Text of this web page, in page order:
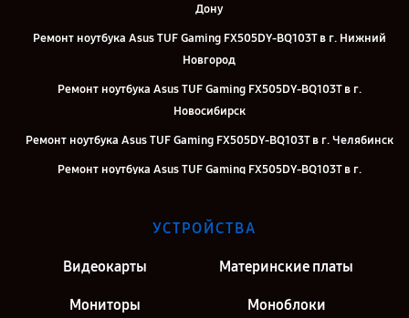
Дону
Ремонт ноутбука Asus TUF Gaming FX505DY-BQ103T в г. Нижний
Новгород
Ремонт ноутбука Asus TUF Gaming FX505DY-BQ103T в г.
Новосибирск
Ремонт ноутбука Asus TUF Gaming FX505DY-BQ103T в г. Челябинск
Ремонт ноутбука Asus TUF Gaming FX505DY-BQ103T в г.
Ремонт ноутбука Asus TUF Gaming FX505DY-BQ103T в г. Москва
Петербург
УСТРОЙСТВА
Видеокарты Материнские платы
Мониторы Моноблоки